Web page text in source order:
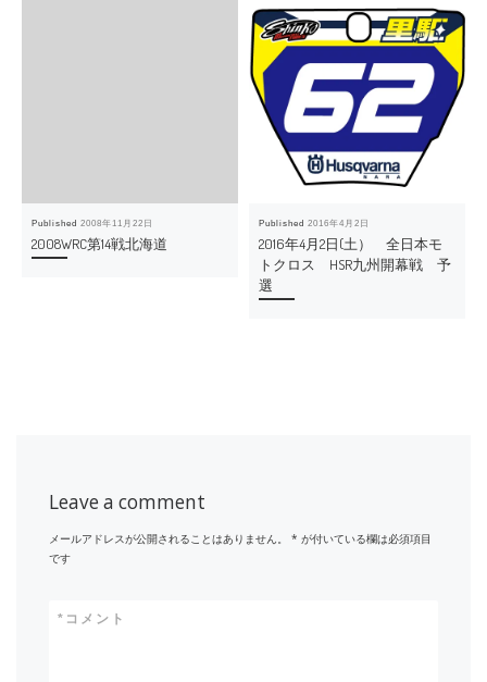
Published2008年11月22日
2008WRC第14戦北海道
Published2016年4月2日
2016年4月2日(土） 全日本モ
トクロス HSR九州開幕戦 予
選
Leave a comment
メールアドレスが公開されることはありません。 * が付いている欄は必須項目
です
コメント
*